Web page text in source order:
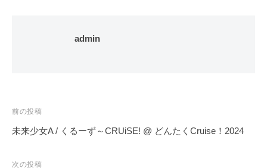
admin
投
稿
ビ
前の投稿
未来少女A / くるーず～CRUiSE! @ どんたくCruise！2024
次の投稿